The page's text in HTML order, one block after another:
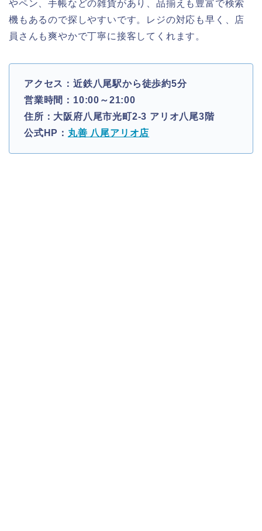
やペン、手帳などの雑貨があり、品揃えも豊富で検索
機もあるので探しやすいです。レジの対応も早く、店
員さんも爽やかで丁寧に接客してくれます。
アクセス：近鉄八尾駅から徒歩約5分
営業時間：10:00～21:00
住所：大阪府八尾市光町2-3 アリオ八尾3階
公式HP： 丸善 八尾アリオ店